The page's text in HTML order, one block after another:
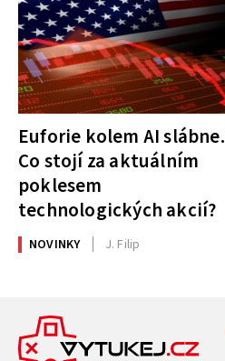
Euforie kolem AI slábne.
Co stojí za aktuálním
poklesem
technologických akcií?
NOVINKY J. Filip